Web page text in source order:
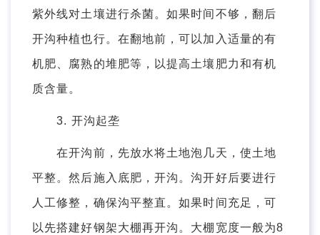
紫外线对土壤进行杀菌。如果时间不够，翻后
开沟种植也行。在翻地前，可以加入适量的有
机肥、腐熟的堆肥等，以提高土壤肥力和有机
质含量。
3. 开沟起垄
在开沟前，先放水将土地泡几天，使土地
平整。然后施入底肥，开沟。沟开好后要进行
人工修整，确保沟平整直。如果时间充足，可
以先搭建好钢架大棚再开沟。大棚宽度一般为8